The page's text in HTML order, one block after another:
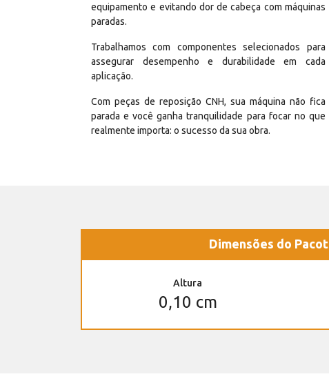
equipamento e evitando dor de cabeça com máquinas
paradas.
Trabalhamos com componentes selecionados para
assegurar desempenho e durabilidade em cada
aplicação.
Com peças de reposição CNH, sua máquina não fica
parada e você ganha tranquilidade para focar no que
realmente importa: o sucesso da sua obra.
Dimensões do
Altura
0,10 cm